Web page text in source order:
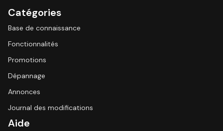
Catégories
Base de connaissance
Fonctionnalités
Promotions
Dépannage
Annonces
Journal des modifications
Aide